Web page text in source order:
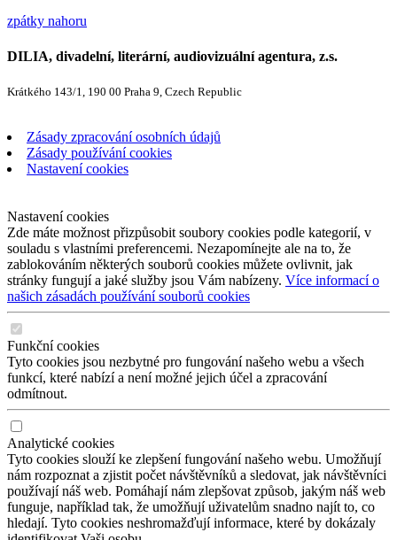
zpátky nahoru
DILIA, divadelní, literární, audiovizuální agentura, z.s.
Krátkého 143/1, 190 00 Praha 9, Czech Republic
Zásady zpracování osobních údajů
Zásady používání cookies
Nastavení cookies
Nastavení cookies
Zde máte možnost přizpůsobit soubory cookies podle kategorií, v
souladu s vlastními preferencemi. Nezapomínejte ale na to, že
zablokováním některých souborů cookies můžete ovlivnit, jak
stránky fungují a jaké služby jsou Vám nabízeny. Více informací o
našich zásadách používání souborů cookies
Funkční cookies
Tyto cookies jsou nezbytné pro fungování našeho webu a všech
funkcí, které nabízí a není možné jejich účel a zpracování
odmítnout.
Analytické cookies
Tyto cookies slouží ke zlepšení fungování našeho webu. Umožňují
nám rozpoznat a zjistit počet návštěvníků a sledovat, jak návštěvníci
používají náš web. Pomáhají nám zlepšovat způsob, jakým náš web
funguje, například tak, že umožňují uživatelům snadno najít to, co
hledají. Tyto cookies neshromažďují informace, které by dokázaly